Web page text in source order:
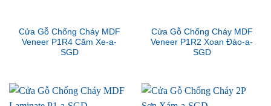
Cửa Gỗ Chống Cháy MDF
Veneer P1R4 Căm Xe-a-
SGD
Cửa Gỗ Chống Cháy MDF
Veneer P1R2 Xoan Đào-a-
SGD